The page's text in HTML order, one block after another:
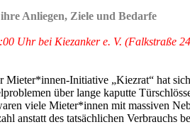
Anliegen, Ziele und Bedarfe
Uhr bei Kiezanker e. V. (Falkstraße
Initiative „Kiezrat“ hat
über lange kaputte
viele Mieter*innen mit massiven
anstatt des tatsächlichen Verbrauchs